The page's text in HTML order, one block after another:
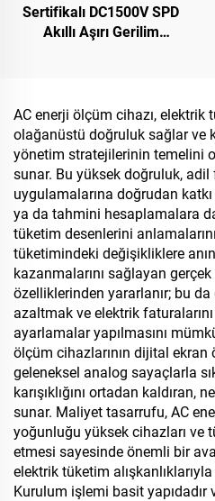
Sertifikalı DC1500V SPD
Akıllı Aşırı Gerilim
AC enerji ölçüm cihazı, elektrik
olağanüstü doğruluk sağlar ve
yönetim stratejilerinin temelini
sunar. Bu yüksek doğruluk, adil
uygulamalarına doğrudan
ya da tahmini hesaplamalara
tüketim desenlerini
tüketimindeki değişikliklere
kazanmalarını sağlayan
özelliklerinden yararlanır; bu da
azaltmak ve elektrik
ayarlamalar yapılmasını
ölçüm cihazlarının dijital ekran
geleneksel analog sayaçlarla
karışıklığını ortadan
sunar. Maliyet tasarrufu, AC
yoğunluğu yüksek cihazları ve
etmesi sayesinde önemli bir
elektrik tüketim
Kurulum işlemi basit yapıdadır